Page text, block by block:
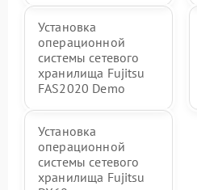
Установка
операционной
системы сетевого
хранилища Fujitsu
FAS2020 Demo
Установка
операционной
системы сетевого
хранилища Fujitsu